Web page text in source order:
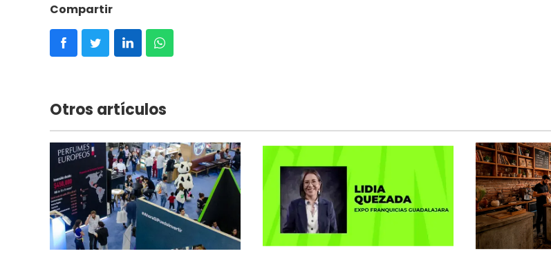
Compartir
Otros artículos